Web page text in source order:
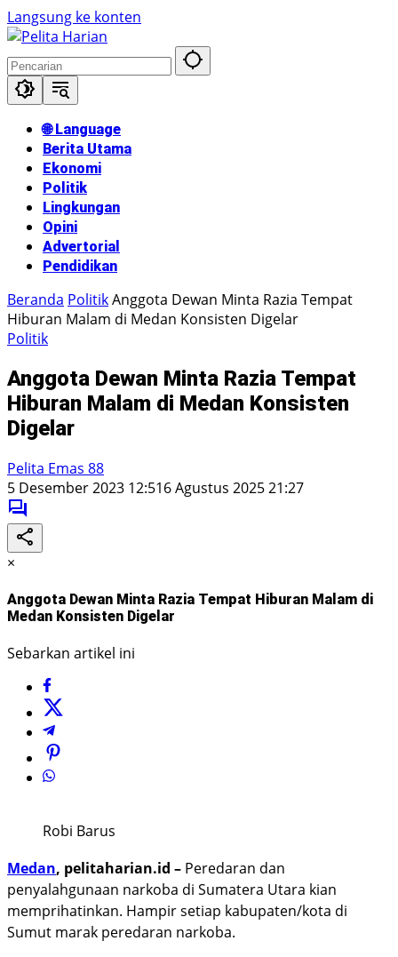
Langsung ke konten
🌐 Language
Berita Utama
Ekonomi
Politik
Lingkungan
Opini
Advertorial
Pendidikan
Beranda PolitikAnggota Dewan Minta Razia Tempat
Hiburan Malam di Medan Konsisten Digelar
Politik
Anggota Dewan Minta Razia Tempat
Hiburan Malam di Medan Konsisten
Digelar
Pelita Emas 88
5 Desember 2023 12:516 Agustus 2025 21:27
×
Anggota Dewan Minta Razia Tempat Hiburan Malam di
Medan Konsisten Digelar
Sebarkan artikel ini
Robi Barus
Medan, pelitaharian.id – Peredaran dan
penyalahgunaan narkoba di Sumatera Utara kian
memprihatinkan. Hampir setiap kabupaten/kota di
Sumut marak peredaran narkoba.